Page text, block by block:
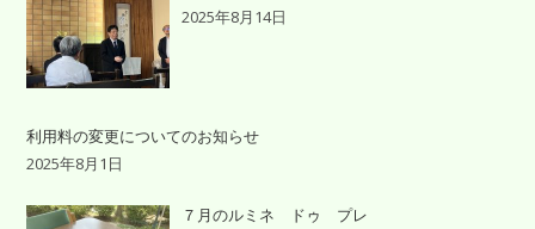
2025年8月14日
利用料の変更についてのお知らせ
2025年8月1日
７月のルミネ ドゥ プレ